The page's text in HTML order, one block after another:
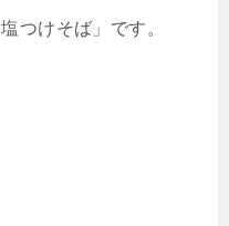
つけそば」です。